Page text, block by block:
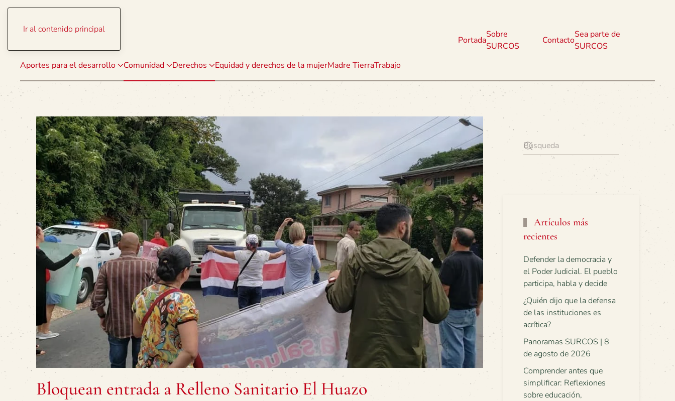
Ir al contenido principal
Aportes para el desarrollo Comunidad Derechos Equidad y derechos de la mujerMadre TierraTrabajo
Portada
Sobre
SURCOS
Contacto
Sea parte de
SURCOS
Bloquean entrada a Relleno Sanitario El Huazo
Artículos más
recientes
Defender la democracia y
el Poder Judicial. El pueblo
participa, habla y decide
¿Quién dijo que la defensa
de las instituciones es
acrítica?
Panoramas SURCOS | 8
de agosto de 2026
Comprender antes que
simplificar: Reflexiones
sobre educación,